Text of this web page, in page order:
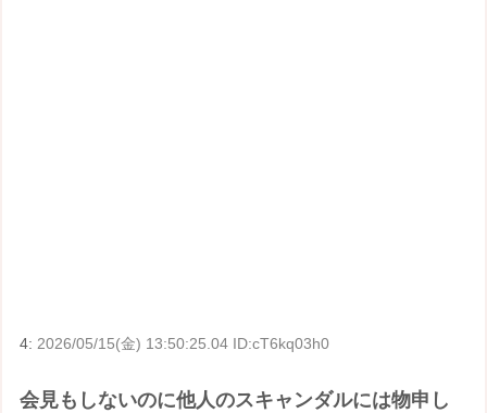
4:2026/05/15(金) 13:50:25.04 ID:cT6kq03h0
会見もしないのに他人のスキャンダルには物申し